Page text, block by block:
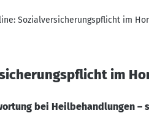
Sozialversicherungspflicht im
im
bei Heilbehandlungen –